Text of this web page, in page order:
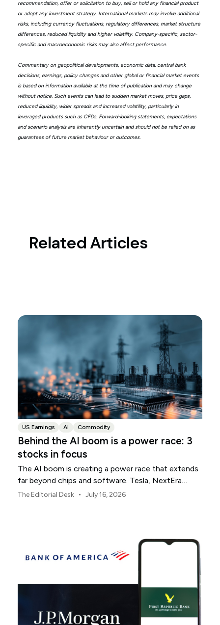
recommendation, offer or solicitation to buy, sell or hold any financial product
or adopt any investment strategy. International markets may involve additional
risks, including currency fluctuations, regulatory differences, market structure
differences, reduced liquidity and higher volatility. Company-specific, sector-
specific and macroeconomic risks may also affect performance.
Commentary on geopolitical developments, economic data, central bank
decisions, earnings, policy changes and other global or financial market events
is based on information available at the time of publication and may change
without notice. Such events can lead to sudden market moves, price gaps,
reduced liquidity, wider spreads and increased volatility, particularly in
leveraged products such as CFDs. Forward-looking statements, expectations
and scenario analysis are inherently uncertain and should not be relied on as
guarantees of future market behaviour or outcomes.
Related Articles
US Earnings AI Commodity
Behind the AI boom is a power race: 3
stocks in focus
The AI boom is creating a power race that extends
far beyond chips and software. Tesla, NextEra
Energy and ExxonMobil sit across three parts of the
The Editorial Desk • July 16, 2026